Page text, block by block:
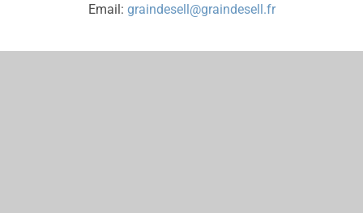
Email: graindesell@graindesell.fr